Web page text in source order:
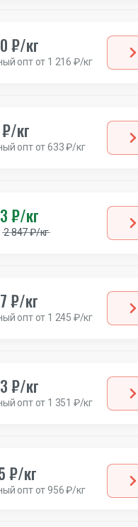
₽/кг
опт от 1 216 ₽/кг
кг
опт от 633 ₽/кг
₽/кг
2 847 ₽/кг
₽/кг
опт от 1 245 ₽/кг
₽/кг
опт от 1 351 ₽/кг
₽/кг
опт от 956 ₽/кг